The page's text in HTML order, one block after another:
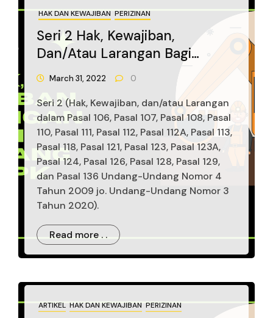
HAK DAN KEWAJIBAN PERIZINAN
Seri 2 Hak, Kewajiban,
Dan/atau Larangan Bagi
Pemegang IUP/IUPK Dalam
Pertambangan Mineral Dan
Batubara
March 31, 2022 0
Seri 2 (Hak, Kewajiban, dan/atau Larangan
dalam Pasal 106, Pasal 107, Pasal 108, Pasal
110, Pasal 111, Pasal 112, Pasal 112A, Pasal 113,
Pasal 118, Pasal 121, Pasal 123, Pasal 123A,
Pasal 124, Pasal 126, Pasal 128, Pasal 129,
dan Pasal 136 Undang-Undang Nomor 4
Tahun 2009 jo. Undang-Undang Nomor 3
Tahun 2020).
Read more . .
ARTIKEL HAK DAN KEWAJIBAN PERIZINAN